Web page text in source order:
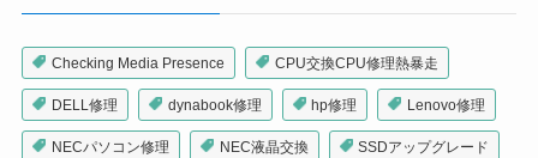
Checking Media Presence CPU交換CPU修理熱暴走
DELL修理 dynabook修理 hp修理 Lenovo修理
NECパソコン修理 NEC液晶交換 SSDアップグレード